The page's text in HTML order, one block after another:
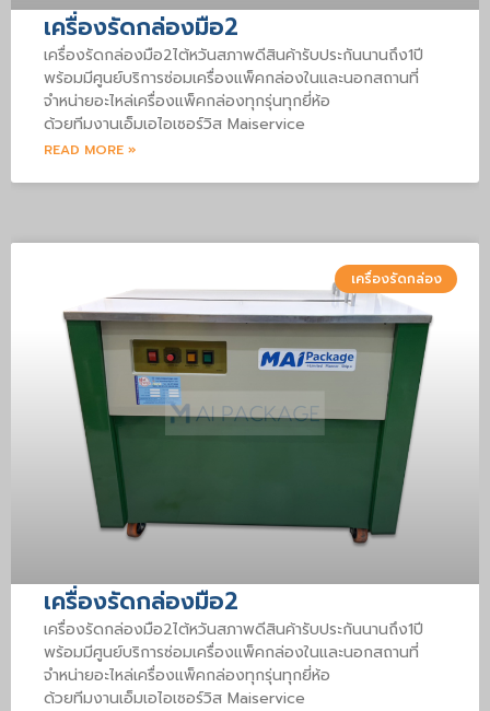
เครื่องรัดกล่องมือ2
เครื่องรัดกล่องมือ2ไต้หวันสภาพดีสินค้ารับประกันนานถึง1ปี
พร้อมมีศูนย์บริการซ่อมเครื่องแพ็คกล่องในและนอกสถานที่
จำหน่ายอะไหล่เครื่องแพ็คกล่องทุกรุ่นทุกยี่ห้อ
ด้วยทีมงานเอ็มเอไอเซอร์วิส Maiservice
READ MORE »
เครื่องรัดกล่อง
เครื่องรัดกล่องมือ2
เครื่องรัดกล่องมือ2ไต้หวันสภาพดีสินค้ารับประกันนานถึง1ปี
พร้อมมีศูนย์บริการซ่อมเครื่องแพ็คกล่องในและนอกสถานที่
จำหน่ายอะไหล่เครื่องแพ็คกล่องทุกรุ่นทุกยี่ห้อ
ด้วยทีมงานเอ็มเอไอเซอร์วิส Maiservice